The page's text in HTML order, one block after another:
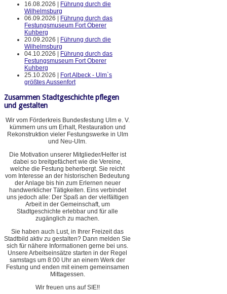
16.08.2026 |
Führung durch die
Wilhelmsburg
06.09.2026 |
Führung durch das
Festungsmuseum Fort Oberer
Kuhberg
20.09.2026 |
Führung durch die
Wilhelmsburg
04.10.2026 |
Führung durch das
Festungsmuseum Fort Oberer
Kuhberg
25.10.2026 |
Fort Albeck - Ulm`s
größtes Aussenfort
Zusammen Stadtgeschichte pflegen
und gestalten
Wir vom Förderkreis Bundesfestung Ulm e. V.
kümmern uns um Erhalt, Restauration und
Rekonstruktion vieler Festungswerke in Ulm
und Neu-Ulm.
Die Motivation unserer Mitglieder/Helfer ist
dabei so breitgefächert wie die Vereine,
welche die Festung beherbergt. Sie reicht
vom Interesse an der historischen Bedeutung
der Anlage bis hin zum Erlernen neuer
handwerklicher Tätigkeiten. Eins verbindet
uns jedoch alle: Der Spaß an der vielfältigen
Arbeit in der Gemeinschaft, um
Stadtgeschichte erlebbar und für alle
zugänglich zu machen.
Sie haben auch Lust, in Ihrer Freizeit das
Stadtbild aktiv zu gestalten? Dann melden Sie
sich für nähere Informationen gerne bei uns.
Unsere Arbeitseinsätze starten in der Regel
samstags um 8:00 Uhr an einem Werk der
Festung und enden mit einem gemeinsamen
Mittagessen.
Wir freuen uns auf SIE!!